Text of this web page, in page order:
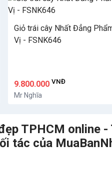
Giỏ trái cây Nhất Đẳng
Vị - FSNK646
9.800.000 VNĐ
Mr Nghĩa
TPHCM online
tác của